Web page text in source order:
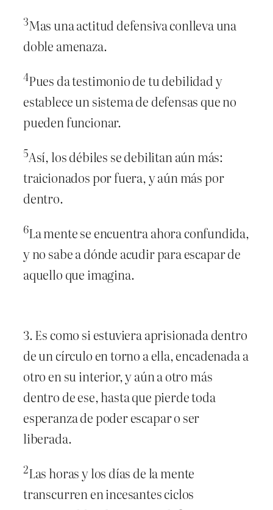
3Mas una actitud defensiva conlleva una
doble amenaza.
4Pues da testimonio de tu debilidad y
establece un sistema de defensas que no
pueden funcionar.
5Así, los débiles se debilitan aún más:
traicionados por fuera, y aún más por
dentro.
6La mente se encuentra ahora confundida,
y no sabe a dónde acudir para escapar de
aquello que imagina.
3. Es como si estuviera aprisionada dentro
de un círculo en torno a ella, encadenada a
otro en su interior, y aún a otro más
dentro de ese, hasta que pierde toda
esperanza de poder escapar o ser
liberada.
2Las horas y los días de la mente
transcurren en incesantes ciclos